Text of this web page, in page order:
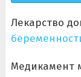
Лекарство
Медикамент